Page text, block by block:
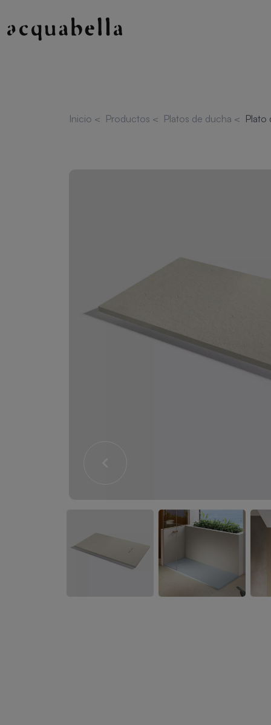
Inicio < Productos < Platos de ducha < Plato